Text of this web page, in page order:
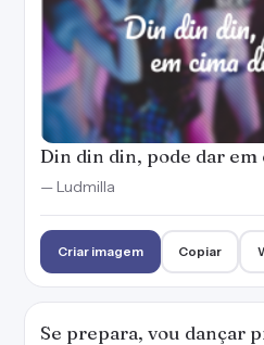
Din din din, pode dar em
— Ludmilla
Criar imagem Copiar
Se prepara, vou dançar